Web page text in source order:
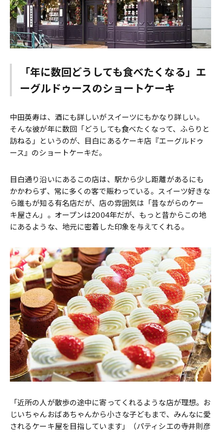
「年に数回どうしても食べたくなる」エ
ーグルドゥースのショートケーキ
中田英寿は、酒にも詳しいがスイーツにもかなり詳しい。
そんな彼が年に数回「どうしても食べたくなって、ふらりと
訪ねる」というのが、目白にあるケーキ店『エーグルドゥ
ース』のショートケーキだ。
目白通り沿いにあるこの店は、駅から少し距離があるにも
かかわらず、常に多くの客で賑わっている。スイーツ好きな
ら誰もが知る有名店だが、店の雰囲気は「昔ながらのケー
キ屋さん」。オープンは2004年だが、もっと昔からこの地
にあるような、地元に密着した印象を与えてくれる。
「近所の人が散歩の途中に寄ってくれるような店が理想。お
じいちゃんおばあちゃんから小さな子どもまで、みんなに愛
されるケーキ屋を目指しています」（パティシエの寺井則彦